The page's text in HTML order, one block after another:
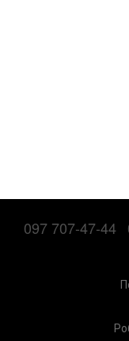
097 707-47-44